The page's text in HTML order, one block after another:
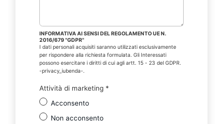
INFORMATIVA AI SENSI DEL REGOLAMENTO UE N.
2016/679 "GDPR"
I dati personali acquisiti saranno utilizzati esclusivamente
per rispondere alla richiesta formulata. Gli Interessati
possono esercitare i diritti di cui agli artt. 15 - 23 del GDPR.
-privacy_iubenda-.
Attività di marketing *
Acconsento
Non acconsento